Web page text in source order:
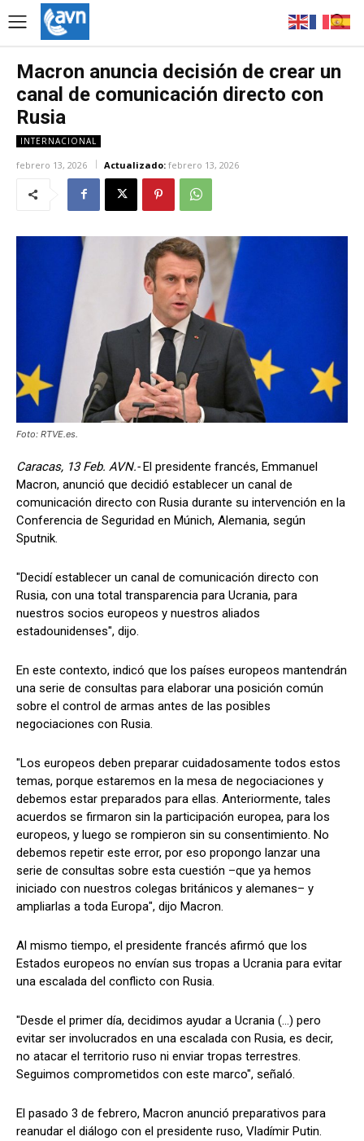
Macron anuncia decisión de crear un
canal de comunicación directo con
Rusia
INTERNACIONAL
febrero 13, 2026 Actualizado: febrero 13, 2026
Foto: RTVE.es.
Caracas, 13 Feb. AVN.- El presidente francés, Emmanuel
Macron, anunció que decidió establecer un canal de
comunicación directo con Rusia durante su intervención en la
Conferencia de Seguridad en Múnich, Alemania, según
Sputnik.
"Decidí establecer un canal de comunicación directo con
Rusia, con una total transparencia para Ucrania, para
nuestros socios europeos y nuestros aliados
estadounidenses", dijo.
En este contexto, indicó que los países europeos mantendrán
una serie de consultas para elaborar una posición común
sobre el control de armas antes de las posibles
negociaciones con Rusia.
"Los europeos deben preparar cuidadosamente todos estos
temas, porque estaremos en la mesa de negociaciones y
debemos estar preparados para ellas. Anteriormente, tales
acuerdos se firmaron sin la participación europea, para los
europeos, y luego se rompieron sin su consentimiento. No
debemos repetir este error, por eso propongo lanzar una
serie de consultas sobre esta cuestión –que ya hemos
iniciado con nuestros colegas británicos y alemanes– y
ampliarlas a toda Europa", dijo Macron.
Al mismo tiempo, el presidente francés afirmó que los
Estados europeos no envían sus tropas a Ucrania para evitar
una escalada del conflicto con Rusia.
"Desde el primer día, decidimos ayudar a Ucrania (...) pero
evitar ser involucrados en una escalada con Rusia, es decir,
no atacar el territorio ruso ni enviar tropas terrestres.
Seguimos comprometidos con este marco", señaló.
El pasado 3 de febrero, Macron anunció preparativos para
reanudar el diálogo con el presidente ruso, Vladímir Putin.